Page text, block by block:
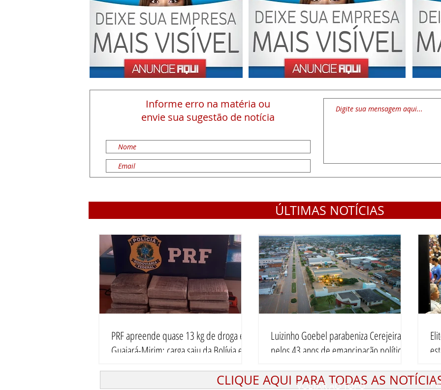
Informe erro na matéria ou
envie sua sugestão de notícia
CLIQUE AQUI PARA TODAS AS
ÚLTIMAS NOTÍCIAS
PRF apreende quase 13 kg de droga em
Guajará-Mirim; carga saiu da Bolívia e
Luizinho Goebel parabeniza Cerejeiras
pelos 43 anos de emancipação política
VOLTAR AO TOPO